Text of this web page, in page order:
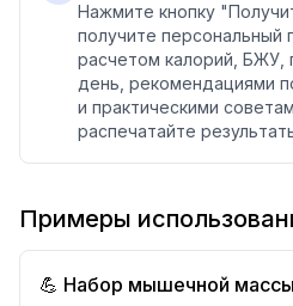
Нажмите кнопку
получите персональный
расчетом калорий,
день, рекомендациями
и практическими
распечатайте
Примеры
💪 Набор мышечной